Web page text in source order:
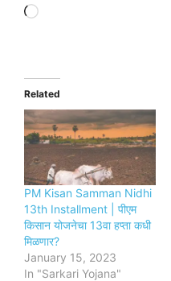
Loading…
Related
PM Kisan Samman Nidhi
13th Installment | पीएम
किसान योजनेचा 13वा हप्ता कधी
मिळणार?
January 15, 2023
In "Sarkari Yojana"